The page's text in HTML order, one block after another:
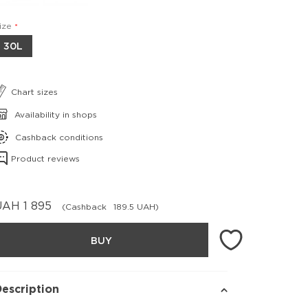
30L
Chart sizes
Availability in shops
Cashback conditions
Product reviews
1 895 (Cashback 189.5 UAH)
BUY